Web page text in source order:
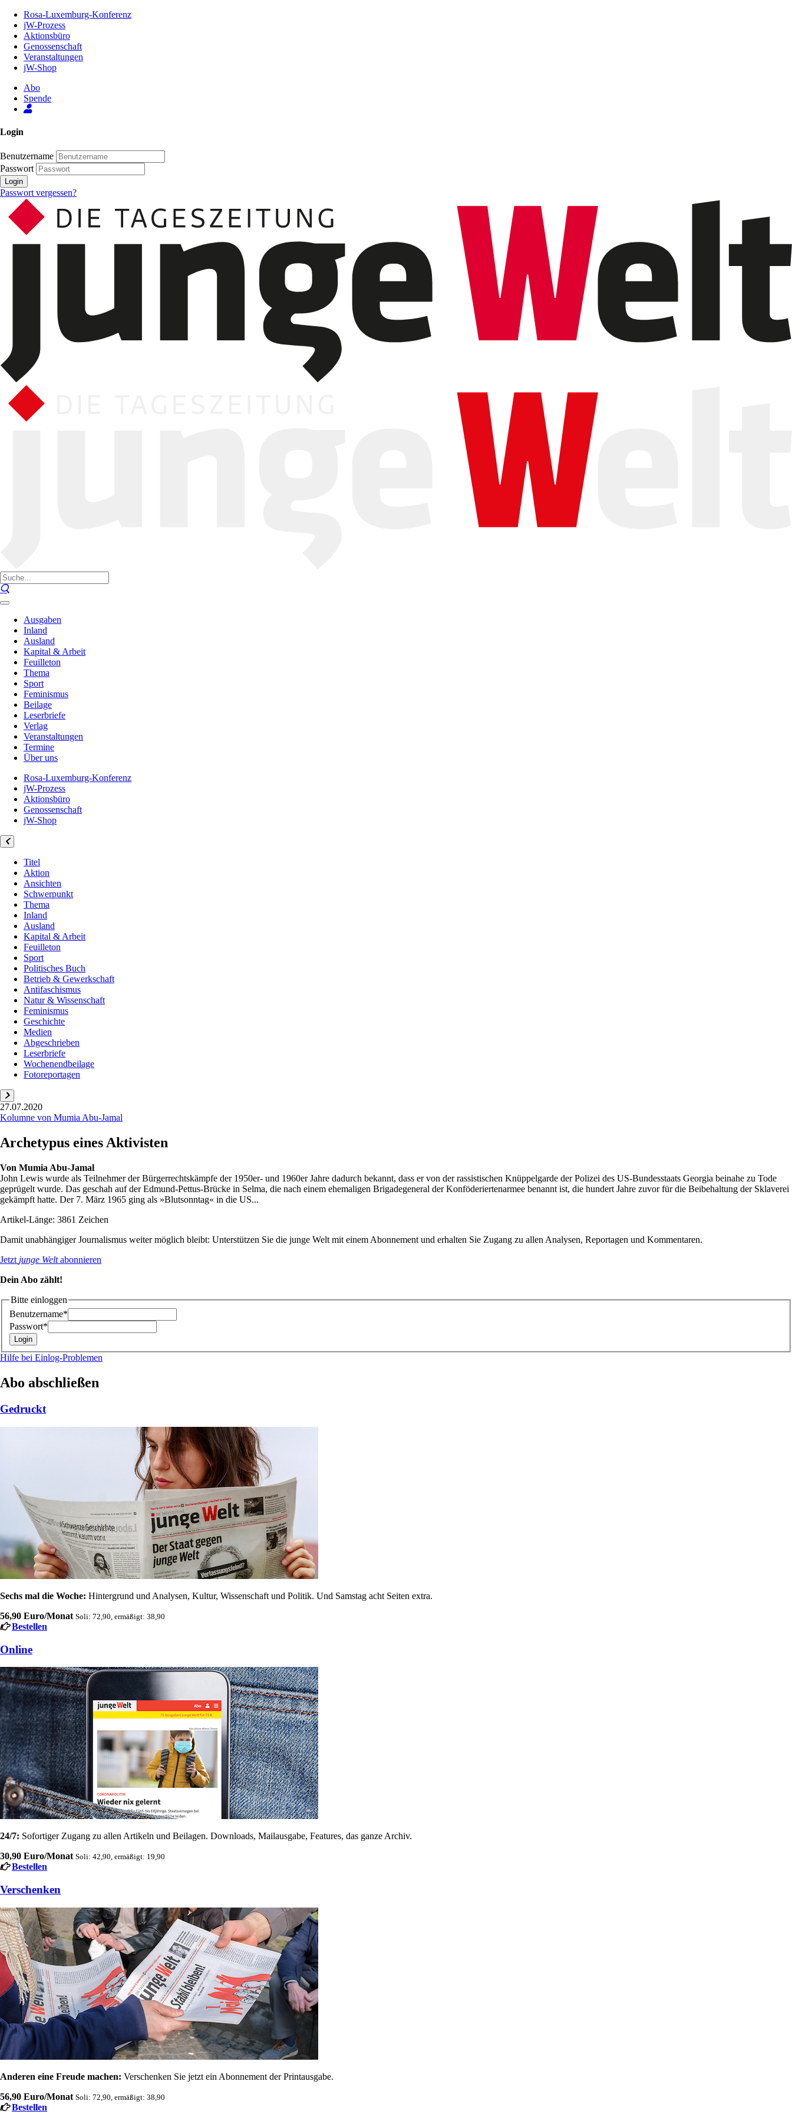
Inhalt
Seite
Rosa-Luxemburg-Konferenz
jW-Prozess
Aktionsbüro
Genossenschaft
Veranstaltungen
jW-Shop
Abo
Spende
Login
Benutzername
Passwort
Login
Passwort vergessen?
Ausgaben
Inland
Ausland
Kapital & Arbeit
Feuilleton
Thema
Sport
Feminismus
Beilage
Leserbriefe
Verlag
Veranstaltungen
Termine
Über uns
Rosa-Luxemburg-Konferenz
jW-Prozess
Aktionsbüro
Genossenschaft
jW-Shop
Titel
Aktion
Ansichten
Schwerpunkt
Thema
Inland
Ausland
Kapital & Arbeit
Feuilleton
Sport
Politisches Buch
Betrieb & Gewerkschaft
Antifaschismus
Natur & Wissenschaft
Feminismus
Geschichte
Medien
Abgeschrieben
Leserbriefe
Wochenendbeilage
Fotoreportagen
27.07.2020
Kolumne von Mumia Abu-Jamal
Archetypus eines Aktivisten
Von Mumia Abu-Jamal
John Lewis wurde als Teilnehmer der Bürgerrechtskämpfe der 1950er- und 1960er Jahre dadurch bekannt, dass er von der rassistischen Knüppelgarde der Polizei des US-Bundesstaats Georgia beinahe zu Tode
geprügelt wurde. Das geschah auf der Edmund-Pettus-Brücke in Selma, die nach einem ehemaligen Brigadegeneral der Konföderiertenarmee benannt ist, die hundert Jahre zuvor für die Beibehaltung der Sklaverei
gekämpft hatte. Der 7. März 1965 ging als »Blutsonntag« in die US...
Artikel-Länge: 3861 Zeichen
Damit unabhängiger Journalismus weiter möglich bleibt: Unterstützen Sie die junge Welt mit einem Abonnement und erhalten Sie Zugang zu allen Analysen, Reportagen und Kommentaren.
Jetzt junge Weltabonnieren
Dein Abo zählt!
Bitte einloggen
Benutzername*
Passwort*
Hilfe bei Einlog-Problemen
Abo abschließen
Gedruckt
Sechs mal die Woche: Hintergrund und Analysen, Kultur, Wissenschaft und Politik. Und Samstag acht Seiten extra.
56,90 Euro/Monat Soli: 72,90, ermäßigt: 38,90
Bestellen
Online
24/7: Sofortiger Zugang zu allen Artikeln und Beilagen. Downloads, Mailausgabe, Features, das ganze Archiv.
30,90 Euro/Monat Soli: 42,90, ermäßigt: 19,90
Bestellen
Verschenken
Anderen eine Freude machen: Verschenken Sie jetzt ein Abonnement der Printausgabe.
56,90 Euro/Monat Soli: 72,90, ermäßigt: 38,90
Bestellen